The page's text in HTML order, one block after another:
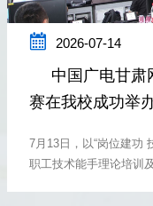
 2026-07-14
中国广电甘肃
赛在我校成功举
7月13日，以“岗位建功
职工技术能手理论培训